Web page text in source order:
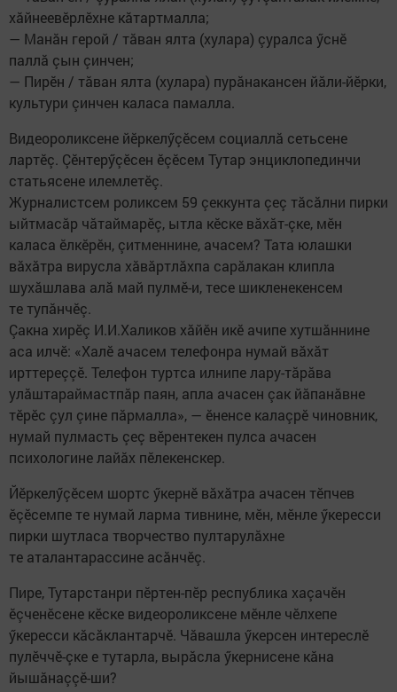
хăйнеевӗрлӗхне кăтартмалла;
— Манăн герой / тăван ялта (хулара) çуралса ӳснӗ
паллă çын çинчен;
— Пирӗн / тăван ялта (хулара) пурăнакансен йăли-йӗрки,
культури çинчен каласа памалла.
Видеороликсене йӗркелӳçӗсем социаллă сетьсене
лартӗç. Çӗнтерӳçӗсен ӗçӗсем Тутар энциклопединчи
статьясене илемлетӗç.
Журналистсем роликсем 59 çеккунта çеç тăсăлни пирки
ыйтмасăр чăтаймарӗç, ытла кӗске вăхăт-çке, мӗн
каласа ӗлкӗрӗн, çитменнине, ачасем? Тата юлашки
вăхăтра вирусла хăвăртлăхпа сарăлакан клипла
шухăшлава алă май пулмӗ-и, тесе шикленекенсем
те тупăнчӗç.
Çакна хирӗç И.И.Халиков хăйӗн икӗ ачипе хутшăннине
аса илчӗ: «Халӗ ачасем телефонра нумай вăхăт
ирттереççӗ. Телефон туртса илнипе лару-тăрăва
улăштараймастпăр паян, апла ачасен çак йăпанăвне
тӗрӗс çул çине пăрмалла», — ӗненсе калаçрӗ чиновник,
нумай пулмасть çеç вӗрентекен пулса ачасен
психологине лайăх пӗлекенскер.
Йӗркелӳçӗсем шортс ӳкернӗ вăхăтра ачасен тӗпчев
ӗçӗсемпе те нумай ларма тивнине, мӗн, мӗнле ӳкересси
пирки шутласа творчество пултарулăхне
те аталантарассине асăнчӗç.
Пире, Тутарстанри пӗртен-пӗр республика хаçачӗн
ӗçченӗсене кӗске видеороликсене мӗнле чӗлхепе
ӳкересси кăсăклантарчӗ. Чăвашла ӳкерсен интереслӗ
пулӗччӗ-çке е тутарла, вырăсла ӳкернисене кăна
йышăнаççӗ-ши?